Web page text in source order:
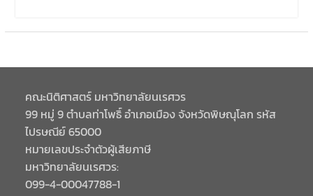
คณะนิติศาสตร์ มหาวิทยาลัยนเรศวร
99 หมู่ 9 ตำบลท่าโพธิ์ อำเภอเมือง จังหวัดพิษณุโลก รหัส
ไปรษณีย์ 65000
หมายเลขประจำตัวผู้เสียภาษี
มหาวิทยาลัยนเรศวร:
099-4-00047788-1